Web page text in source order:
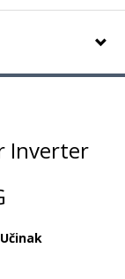
Inverter
Učinak